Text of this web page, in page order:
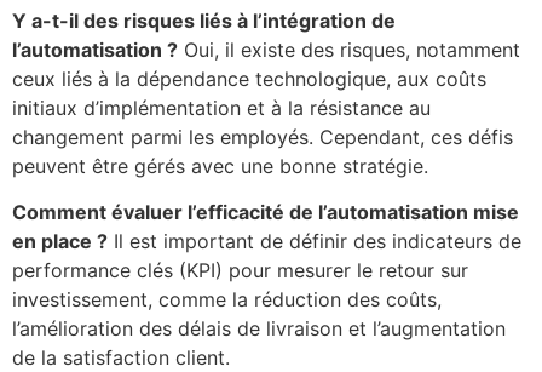
Y a-t-il des risques liés à l’intégration de
l’automatisation ? Oui, il existe des risques, notamment
ceux liés à la dépendance technologique, aux coûts
initiaux d’implémentation et à la résistance au
changement parmi les employés. Cependant, ces défis
peuvent être gérés avec une bonne stratégie.
Comment évaluer l’efficacité de l’automatisation mise
en place ? Il est important de définir des indicateurs de
performance clés (KPI) pour mesurer le retour sur
investissement, comme la réduction des coûts,
l’amélioration des délais de livraison et l’augmentation
de la satisfaction client.